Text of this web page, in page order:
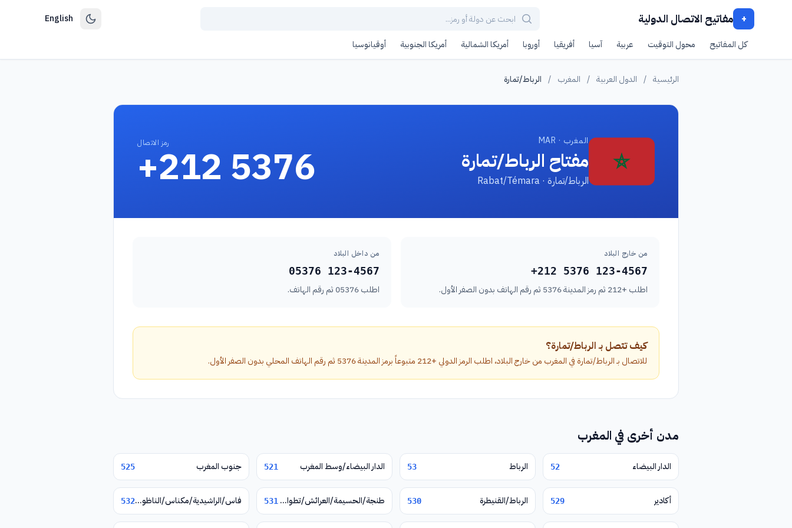
+ مفاتيح الاتصال الدولية English
كل المفاتيح محول التوقيت عربية آسيا أفريقيا أوروبا أمريكا الشمالية أمريكا الجنوبية أوقيانوسيا
الرئيسية / الدول العربية / المغرب / الرباط/تمارة
المغرب · MAR
مفتاح الرباط/تمارة
الرباط/تمارة · Rabat/Témara
رمز الاتصال
+212 5376
من خارج البلاد
+212 5376 123-4567
اطلب +212 ثم رمز المدينة 5376 ثم رقم الهاتف بدون الصفر الأول.
من داخل البلاد
05376 123-4567
اطلب 05376 ثم رقم الهاتف.
كيف تتصل بـ الرباط/تمارة؟
للاتصال بـ الرباط/تمارة في المغرب من خارج البلاد، اطلب الرمز الدولي +212 متبوعاً برمز المدينة 5376 ثم رقم الهاتف المحلي بدون الصفر الأول.
مدن أخرى في المغرب
الدار البيضاء 52 الرباط 53 الدار البيضاء/وسط المغرب 521 جنوب المغرب 525
أكادير 529 الرباط/القنيطرة 530 طنجة/الحسيمة/العرائش/تطوان/شفشاون 531 فاس/الراشيدية/مكناس/الناظور/وجدة/تازة532